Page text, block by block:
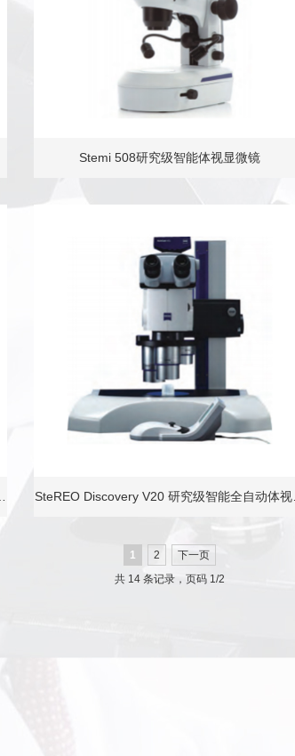
Stemi 508研究级智能体视显微镜
SteREO Discovery V20 研究级智能全自动体视
1 2
下一页
共 14 条记录，页码 1/2